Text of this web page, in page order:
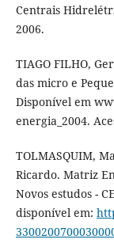
Centrais
2006.
TIAGO FILHO,
das micro e
Disponível em
energia_2004.
TOLMASQUIM,
Ricardo. Matriz
Novos estudos -
disponível em: